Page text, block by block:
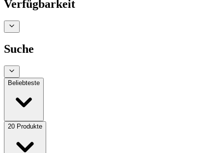
Verfügbarkeit
Suche
Beliebteste
20 Produkte